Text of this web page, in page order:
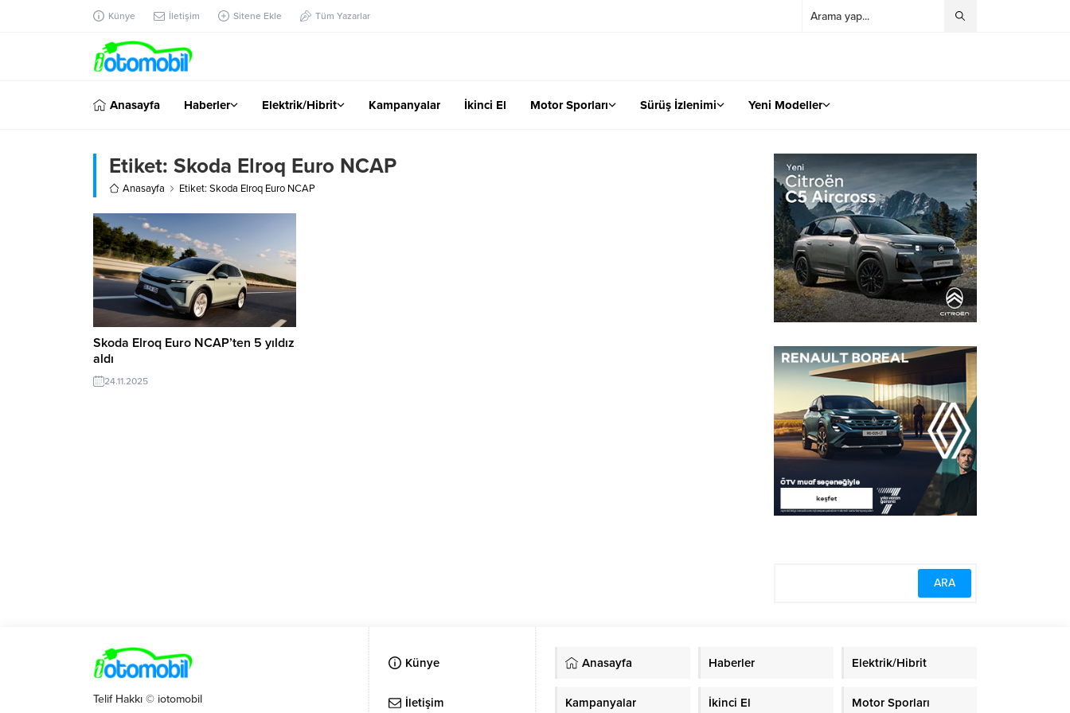
Künye İletişim Sitene Ekle Tüm Yazarlar
Anasayfa Haberler Elektrik/Hibrit Kampanyalar İkinci El Motor Sporları Sürüş İzlenimi Yeni Modeller
Etiket: Skoda Elroq Euro NCAP
Anasayfa Etiket: Skoda Elroq Euro NCAP
Skoda Elroq Euro NCAP’ten 5 yıldız
aldı
24.11.2025
Telif Hakkı © iotomobil
Künye
İletişim
Anasayfa Haberler Elektrik/Hibrit
Kampanyalar İkinci El Motor Sporları